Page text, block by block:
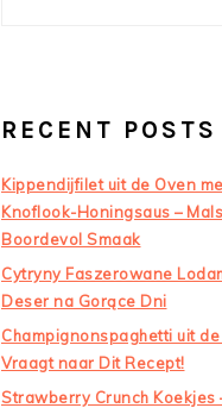
RECENT POSTS
Kippendijfilet uit de Oven
Knoflook-Honingsaus –
Boordevol Smaak
Cytryny Faszerowane
Deser na Gorące Dni
Champignonspaghetti uit
Vraagt naar Dit Recept!
Strawberry Crunch Koekjes